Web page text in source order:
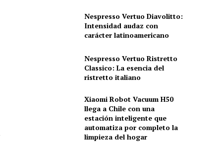
Nespresso Vertuo Diavolitto:
Intensidad audaz con
carácter latinoamericano
Nespresso Vertuo Ristretto
Classico: La esencia del
ristretto italiano
Xiaomi Robot Vacuum H50
llega a Chile con una
estación inteligente que
automatiza por completo la
limpieza del hogar